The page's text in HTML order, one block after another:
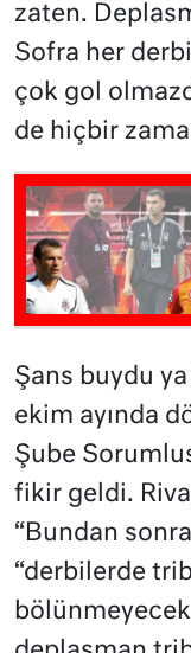
zaten.
Sofra her
çok gol
de hiçbir
Şans buydu
ekim ayında
Şube
fikir geldi.
“Bundan
“derbilerde